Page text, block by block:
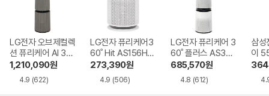
LG전자 오브제컬렉
션 퓨리케어 AI 36
0˚ M7 AS356NS
MA
1,210,090원
4.9 (622)
LG전자 퓨리케어3
60˚ Hit AS156HW
WC
273,390원
4.9 (506)
LG전자 퓨리케어 3
60˚ 플러스 AS305
DWWA
685,570원
4.8 (612)
삼성
이